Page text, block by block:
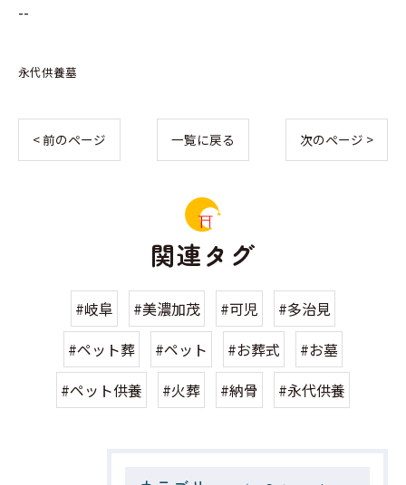
--
永代供養墓
< 前のページ 一覧に戻る 次のページ >
関連タグ
#岐阜 #美濃加茂 #可児
#多治見
#ペット葬
#ペット #お葬式
#お墓
#ペット供養
#火葬 #納骨 #永代供養